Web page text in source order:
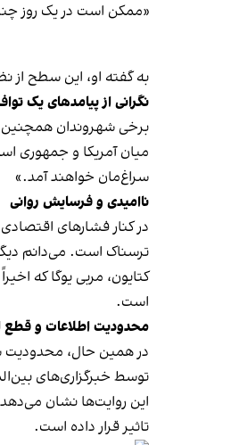
«ممکن است در یک روز
به گفته او، این سطح از
نگرانی از پیامدهای یک
برخی شهروندان همچنین
میان آمریکا و جمهوری
سراغ‌مان خواهند آمد.»
ناامیدی و فرسایش روانی
در کنار فشارهای
ترسناک است. می‌دانم
کتایون، مربی یوگا که
است.
محدودیت اطلاعات و قطع
در همین حال، محدودیت
توسط خبرگزاری‌های
این روایت‌ها نشان
تاثیر قرار داده است.